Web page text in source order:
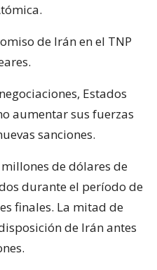
de Irán en el TNP
Estados
aumentar sus fuerzas
sanciones.
de dólares de
durante el período de
finales. La mitad de
de Irán antes